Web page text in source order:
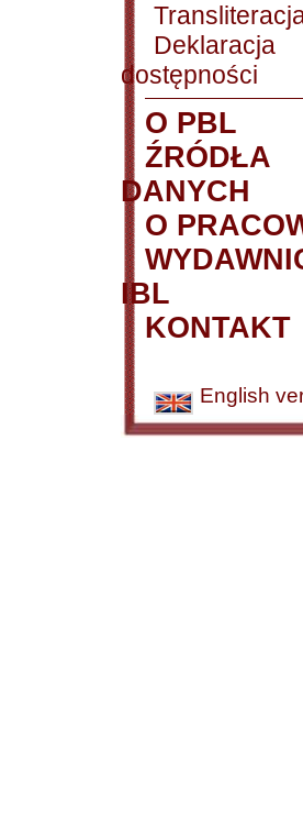
Deklaracja
dostępności
O PBL
ŹRÓDŁA
DANYCH
O
IBL
KONTAKT
English